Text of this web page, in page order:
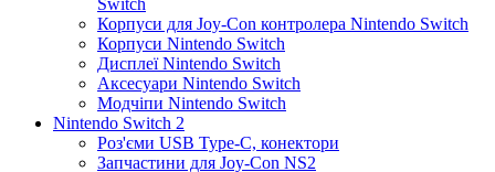
Switch
Корпуси для Joy-Con контролера Nintendo Switch
Корпуси Nintendo Switch
Дисплеї Nintendo Switch
Аксесуари Nintendo Switch
Модчіпи Nintendo Switch
Nintendo Switch 2
Роз'єми USB Type-C, конектори
Запчастини для Joy-Con NS2